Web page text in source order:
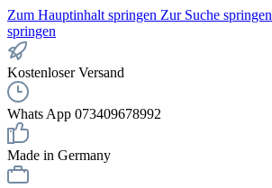
Zum Hauptinhalt springen Zur Suche springen
springen
Kostenloser Versand
Whats App 073409678992
Made in Germany